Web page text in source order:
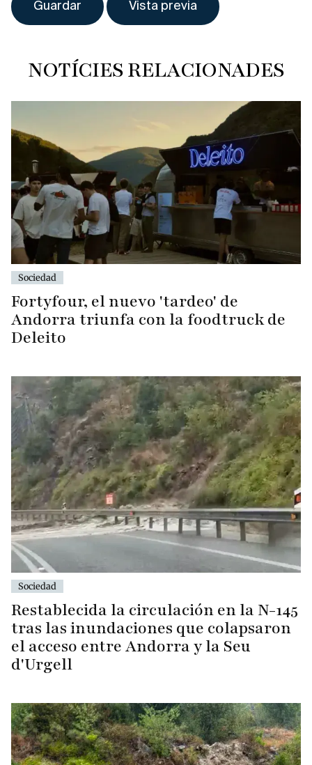
NOTÍCIES RELACIONADES
Sociedad
Fortyfour, el nuevo 'tardeo' de
Andorra triunfa con la foodtruck de
Deleito
Sociedad
Restablecida la circulación en la N-145
tras las inundaciones que colapsaron
el acceso entre Andorra y la Seu
d'Urgell